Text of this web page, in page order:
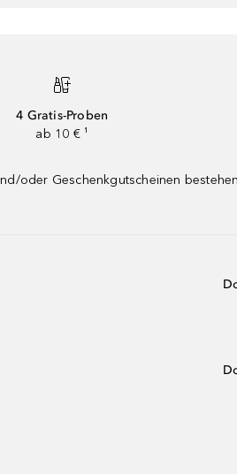
4 Gratis-Proben
ab 10 € ¹
oder Geschenkgutscheinen